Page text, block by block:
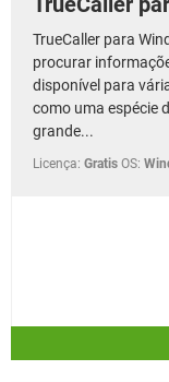
TrueCaller para
procurar
disponível para
como uma espécie
grande...
Licença: Gratis OS: